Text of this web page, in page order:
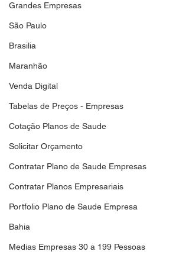
Grandes Empresas
São Paulo
Brasilia
Maranhão
Venda Digital
Tabelas de Preços - Empresas
Cotação Planos de Saude
Solicitar Orçamento
Contratar Plano de Saude Empresas
Contratar Planos Empresariais
Portfolio Plano de Saude Empresa
Bahia
Medias Empresas 30 a 199 Pessoas